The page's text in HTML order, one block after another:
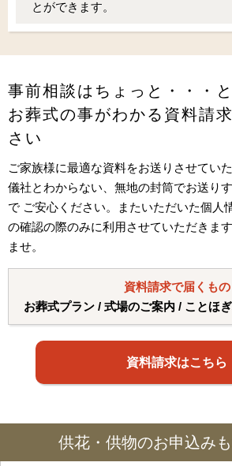
とができます。
事前相談はちょっと・・・
お葬式の事がわかる資料請
さい
ご家族様に最適な資料をお送りさせてい
儀社とわからない、無地の封筒でお送り
で ご安心ください。またいただいた個人
の確認の際のみに利用させていただきま
ませ。
資料請求で届くもの
お葬式プラン / 式場のご案内 / ことほ
資料請求はこちら
供花・供物のお申込み